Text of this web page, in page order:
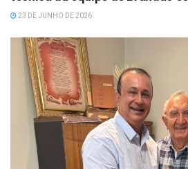
23 DE JUNHO DE 2026